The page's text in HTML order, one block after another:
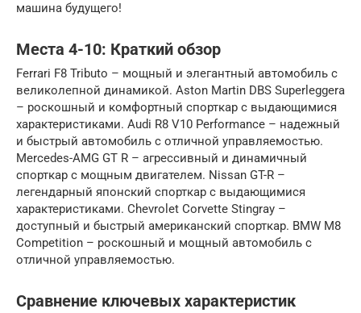
машина будущего!
Места 4-10: Краткий обзор
Ferrari F8 Tributo – мощный и элегантный автомобиль с
великолепной динамикой. Aston Martin DBS Superleggera
– роскошный и комфортный спорткар с выдающимися
характеристиками. Audi R8 V10 Performance – надежный
и быстрый автомобиль с отличной управляемостью.
Mercedes-AMG GT R – агрессивный и динамичный
спорткар с мощным двигателем. Nissan GT-R –
легендарный японский спорткар с выдающимися
характеристиками. Chevrolet Corvette Stingray –
доступный и быстрый американский спорткар. BMW M8
Competition – роскошный и мощный автомобиль с
отличной управляемостью.
Сравнение ключевых характеристик